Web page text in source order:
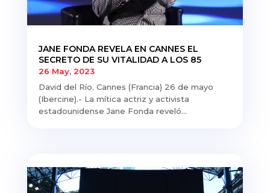
JANE FONDA REVELA EN CANNES EL
SECRETO DE SU VITALIDAD A LOS 85
26 May, 2023
David del Río. Cannes (Francia) 26 de mayo
(Ibercine).- La mítica actriz y activista
estadounidense Jane Fonda reveló...